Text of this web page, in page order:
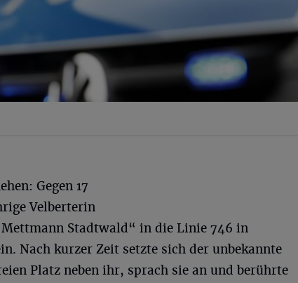
Gegen 17
Velberterin
Stadtwald“ in die Linie 746 in
Nach kurzer Zeit setzte sich der unbekannte
Platz neben ihr, sprach sie an und berührte